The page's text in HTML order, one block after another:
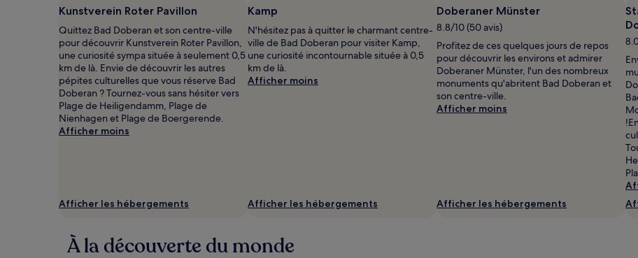
sur
base
d’un
séjour
d’une
nuit
pour
2 adultes.
Les
prix
de
Des
conditions
Kunstverein Roter Pavillon
Quittez Bad Doberan et son centre-ville
pour découvrir Kunstverein Roter Pavillon,
une curiosité sympa située à seulement 0,5
km de là. Envie de découvrir les autres
pépites culturelles que vous réserve Bad
Doberan ? Tournez-vous sans hésiter vers
Plage de Heiligendamm, Plage de
Nienhagen et Plage de Boergerende.
Afficher moins
Afficher les hébergements
Kamp
N'hésitez pas à quitter le charmant centre-
ville de Bad Doberan pour visiter Kamp,
une curiosité incontournable située à 0,5
km de là.
Afficher moins
Afficher les hébergements
Doberaner Münster
8.8/10 (50 avis)
Profitez de ces quelques jours de repos
pour découvrir les environs et admirer
Doberaner Münster, l'un des nombreux
monuments qu'abritent Bad Doberan et
son centre-ville.
Afficher moins
Afficher les hébergements
À la découverte du monde